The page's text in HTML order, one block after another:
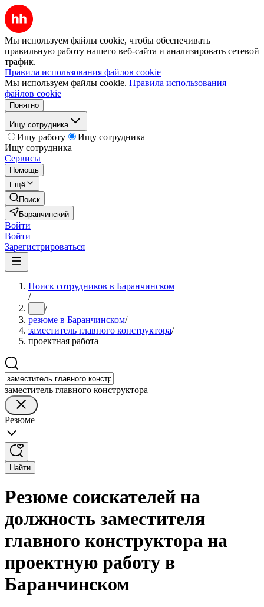
Мы используем файлы cookie, чтобы обеспечивать
правильную работу нашего веб-сайта и анализировать сетевой
трафик.
Правила использования файлов cookie
Мы используем файлы cookie. Правила использования
файлов cookie
Понятно
Ищу сотрудника
Ищу работу
Ищу сотрудника
Ищу сотрудника
Сервисы
Помощь
Ещё
Поиск
Баранчинский
Войти
Войти
Зарегистрироваться
Поиск сотрудников в Баранчинском
/
... /
резюме в Баранчинском/
заместитель главного конструктора/
проектная работа
заместитель главного конструктора
Резюме
Найти
Резюме соискателей на
должность заместителя
главного конструктора на
проектную работу в
Баранчинском